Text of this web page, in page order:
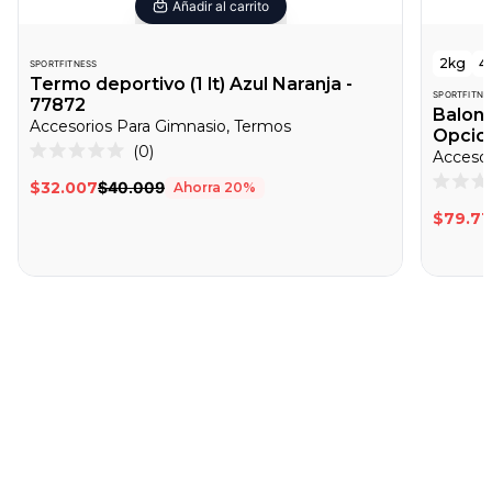
Añadir al carrito
SPORTFITNESS
Termo deportivo (1 lt) Azul Naranja -
77872
Accesorios Para Gimnasio, Termos
0
de
0
para
$32.007$40.009 Ahorra 20%
2kg
0
de